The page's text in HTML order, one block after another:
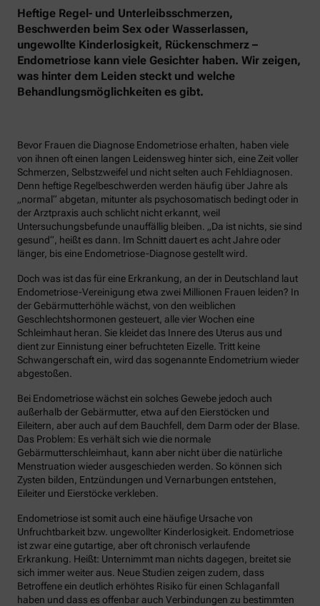
Heftige Regel- und Unterleibsschmerzen,
Beschwerden beim Sex oder Wasserlassen,
ungewollte Kinderlosigkeit, Rückenschmerz –
Endometriose kann viele Gesichter haben. Wir zeigen,
was hinter dem Leiden steckt und welche
Behandlungsmöglichkeiten es gibt.
Bevor Frauen die Diagnose Endometriose erhalten, haben viele
von ihnen oft einen langen Leidensweg hinter sich, eine Zeit voller
Schmerzen, Selbstzweifel und nicht selten auch Fehldiagnosen.
Denn heftige Regelbeschwerden werden häufig über Jahre als
„normal“ abgetan, mitunter als psychosomatisch bedingt oder in
der Arztpraxis auch schlicht nicht erkannt, weil
Untersuchungsbefunde unauffällig bleiben. „Da ist nichts, sie sind
gesund“, heißt es dann. Im Schnitt dauert es acht Jahre oder
länger, bis eine Endometriose-Diagnose gestellt wird.
Doch was ist das für eine Erkrankung, an der in Deutschland laut
Endometriose-Vereinigung etwa zwei Millionen Frauen leiden? In
der Gebärmutterhöhle wächst, von den weiblichen
Geschlechtshormonen gesteuert, alle vier Wochen eine
Schleimhaut heran. Sie kleidet das Innere des Uterus aus und
dient zur Einnistung einer befruchteten Eizelle. Tritt keine
Schwangerschaft ein, wird das sogenannte Endometrium wieder
abgestoßen.
Bei Endometriose wächst ein solches Gewebe jedoch auch
außerhalb der Gebärmutter, etwa auf den Eierstöcken und
Eileitern, aber auch auf dem Bauchfell, dem Darm oder der Blase.
Das Problem: Es verhält sich wie die normale
Gebärmutterschleimhaut, kann aber nicht über die natürliche
Menstruation wieder ausgeschieden werden. So können sich
Zysten bilden, Entzündungen und Vernarbungen entstehen,
Eileiter und Eierstöcke verkleben.
Endometriose ist somit auch eine häufige Ursache von
Unfruchtbarkeit bzw. ungewollter Kinderlosigkeit. Endometriose
ist zwar eine gutartige, aber oft chronisch verlaufende
Erkrankung. Heißt: Unternimmt man nichts dagegen, breitet sie
sich immer weiter aus. Neue Studien zeigen zudem, dass
Betroffene ein deutlich erhöhtes Risiko für einen Schlaganfall
haben und dass es offenbar auch Verbindungen zu bestimmten